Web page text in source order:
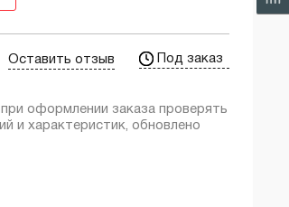
Оставить отзыв Под заказ
оформлении заказа проверять
и характеристик, обновлено